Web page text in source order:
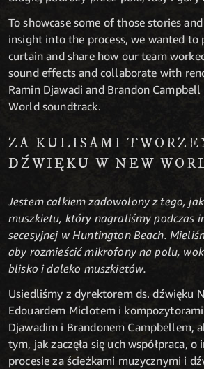
To showcase some of those stories
insight into the process, we wanted to
curtain and share how our team
sound effects and collaborate with
Ramin Djawadi and Brandon
World soundtrack.
ZA KULISAMI
DŹWIĘKU W NEW
Jestem całkiem zadowolony z tego,
muszkietu, który nagraliśmy podczas
secesyjnej w Huntington Beach.
aby rozmieścić mikrofony na polu,
blisko i daleko muszkietów.
Usiedliśmy z dyrektorem ds. dźwięku
Edouardem Miclotem i
Djawadim i Brandonem Campbellem,
tym, jak zaczęła się uch współpraca, o
procesie za ścieżkami muzycznymi i